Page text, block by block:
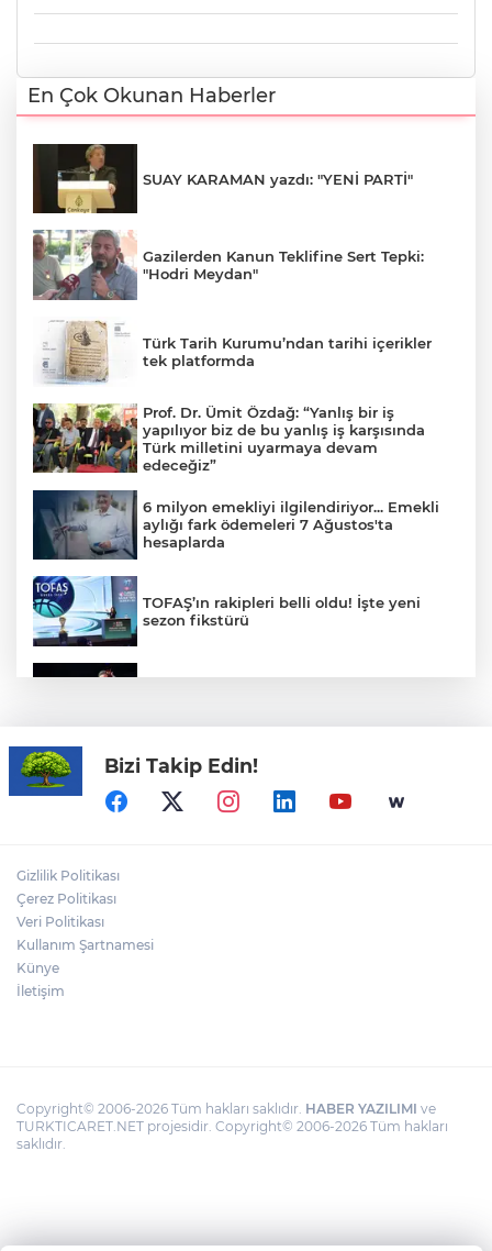
En Çok Okunan Haberler
SUAY KARAMAN yazdı: "YENİ PARTİ"
Gazilerden Kanun Teklifine Sert Tepki:
"Hodri Meydan"
Türk Tarih Kurumu’ndan tarihi içerikler
tek platformda
Prof. Dr. Ümit Özdağ: “Yanlış bir iş
yapılıyor biz de bu yanlış iş karşısında
Türk milletini uyarmaya devam
edeceğiz”
6 milyon emekliyi ilgilendiriyor... Emekli
aylığı fark ödemeleri 7 Ağustos'ta
hesaplarda
TOFAŞ’ın rakipleri belli oldu! İşte yeni
sezon fikstürü
CHP'de kongre hazırlıkları hızlandı... 8 ile
daha yeni il başkanı atandı
TÜBİTAK'tan lisansüstü araştırmacılara
Bizi Takip Edin!
Gizlilik Politikası
Çerez Politikası
Veri Politikası
Kullanım Şartnamesi
Künye
İletişim
Copyright© 2006-2026 Tüm hakları saklıdır. HABER YAZILIMI ve
TURKTICARET.NET projesidir. Copyright© 2006-2026 Tüm hakları
saklıdır.